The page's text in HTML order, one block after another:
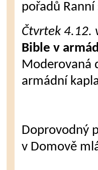
pořadů Ranní
Čtvrtek 4.12.
Bible v
Moderovaná
armádní
Doprovodný
v Domově